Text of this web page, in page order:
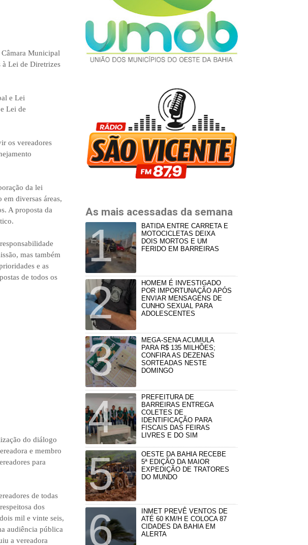
Câmara Municipal
à Lei de Diretrizes
e Lei
Lei de
os vereadores
da lei
diversas áreas,
A proposta da
mas também
e as
de todos os
do diálogo
e membro
para
de todas
dos
mil e vinte seis,
audiência pública
a vereadora
As mais acessadas da semana
BATIDA ENTRE CARRETA E
MOTOCICLETAS DEIXA
DOIS MORTOS E UM
FERIDO EM BARREIRAS
HOMEM É INVESTIGADO
POR IMPORTUNAÇÃO APÓS
ENVIAR MENSAGENS DE
CUNHO SEXUAL PARA
ADOLESCENTES
MEGA-SENA ACUMULA
PARA R$ 135 MILHÕES;
CONFIRA AS DEZENAS
SORTEADAS NESTE
DOMINGO
PREFEITURA DE
BARREIRAS ENTREGA
COLETES DE
IDENTIFICAÇÃO PARA
FISCAIS DAS FEIRAS
LIVRES E DO SIM
OESTE DA BAHIA RECEBE
5ª EDIÇÃO DA MAIOR
EXPEDIÇÃO DE TRATORES
DO MUNDO
INMET PREVÊ VENTOS DE
ATÉ 60 KM/H E COLOCA 87
CIDADES DA BAHIA EM
ALERTA